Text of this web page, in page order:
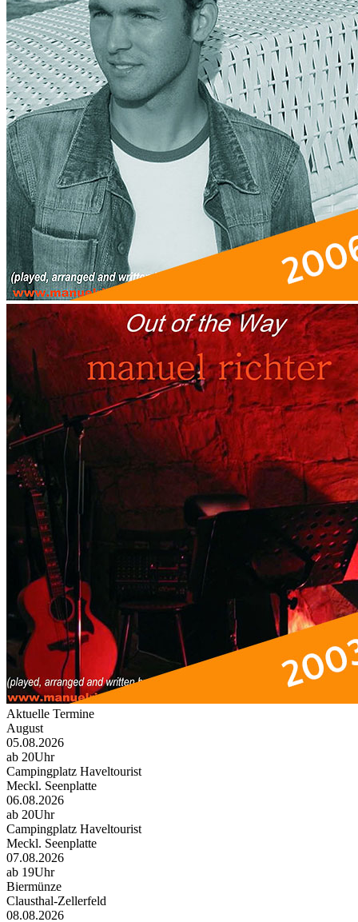
Aktuelle Termine
August
05.08.2026
ab 20Uhr
Campingplatz Haveltourist
Meckl. Seenplatte
06.08.2026
ab 20Uhr
Campingplatz Haveltourist
Meckl. Seenplatte
07.08.2026
ab 19Uhr
Biermünze
Clausthal-Zellerfeld
08.08.2026